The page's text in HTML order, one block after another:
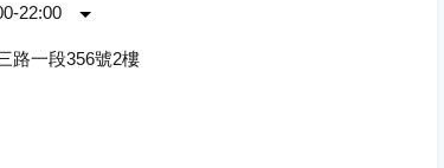
22:00
路一段356號2樓